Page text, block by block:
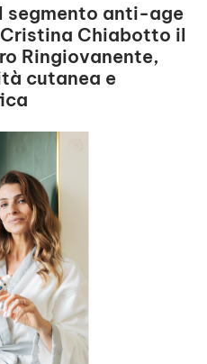
segmento anti-age
Chiabotto il
Ringiovanente,
cutanea e